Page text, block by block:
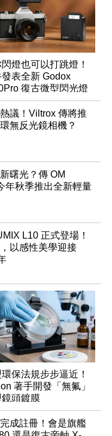
燈也可以打跳燈！
表全新 Godox
復古微型閃光燈
議！Viltrox 傳將推
無反光鏡相機？
曙光？傳 OM
年秋季推出全新輕量
L10 正式登場！
以感性美學迎接
環保法規步步逼近！
著手開發「無氟」
鏡頭鍍膜
成註冊！會是旗艦